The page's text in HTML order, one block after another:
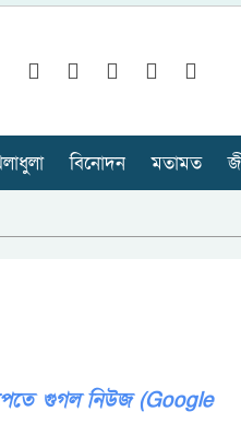
বিনোদন মতামত
পেতে গুগল নিউজ (Google